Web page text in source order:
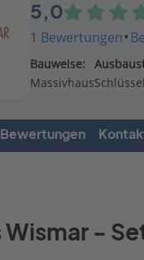
5,0
1 Bewertungen·
Bauweise:
Massivhaus
Bewertungen
Wismar -